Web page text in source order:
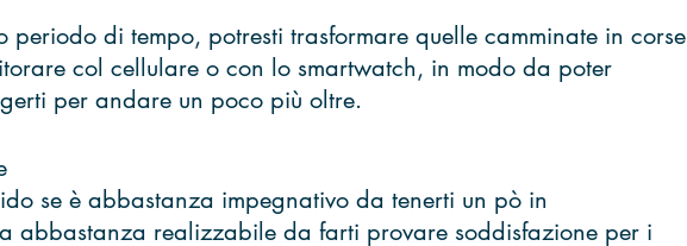
periodo di tempo, potresti trasformare quelle camminate in corse
col cellulare o con lo smartwatch, in modo da poter
per andare un poco più oltre.
se è abbastanza impegnativo da tenerti un pò in
abbastanza realizzabile da farti provare soddisfazione per i